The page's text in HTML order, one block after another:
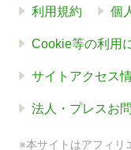
利用規約 個
Cookie等の利用
サイトアクセス
法人・プレスお
※本サイトはアフィリ